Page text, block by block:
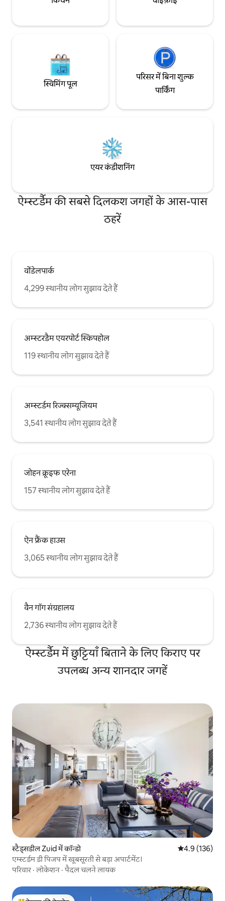
स्विमिंग पूल
परिसर में बिना शुल्क
पार्किंग
एयर कंडीशनिंग
ऐम्स्टर्डैम की सबसे दिलकश जगहों के आस-पास
ठहरें
वोंडेलपार्क
4,299 स्थानीय लोग सुझाव देते हैं
अम्स्टरडैम एयरपोर्ट स्किपहोल
119 स्थानीय लोग सुझाव देते हैं
अम्स्टर्डम रिज्क्सम्यूजियम
3,541 स्थानीय लोग सुझाव देते हैं
जोहन क्रूइफ एरेना
157 स्थानीय लोग सुझाव देते हैं
ऐन फ्रैंक हाउस
3,065 स्थानीय लोग सुझाव देते हैं
वैन गॉग संग्रहालय
2,736 स्थानीय लोग सुझाव देते हैं
ऐम्स्टर्डैम में छुट्टियाँ बिताने के लिए किराए पर
उपलब्ध अन्य शानदार जगहें
स्टैड्सडील Zuid में कॉन्डो औसत रेटिंग 5 में
4.9 (136)
एम्स्टर्डम डी पिजप में खूबसूरती से बड़ा अपार्टमेंट।
परिवार ·लोकेशन ·पैदल चलने लायक